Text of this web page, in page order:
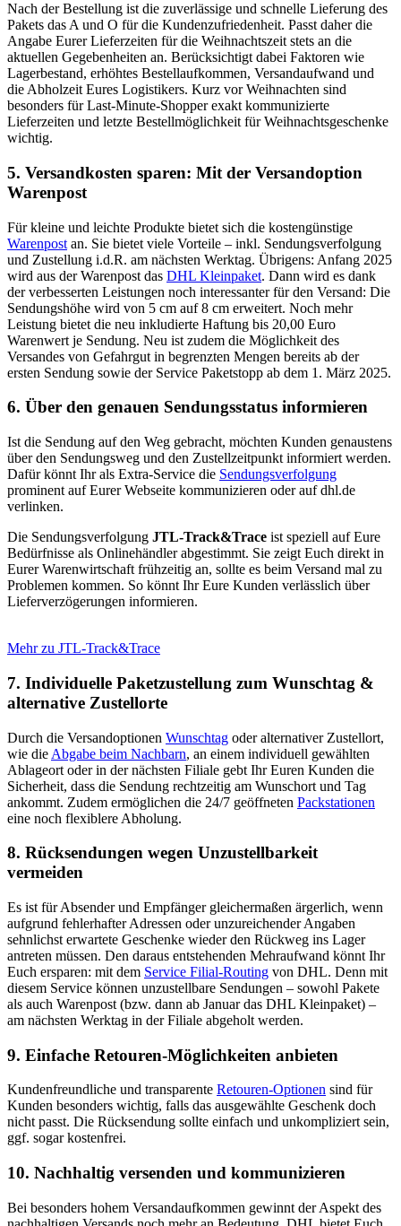
Nach der Bestellung ist die zuverlässige und schnelle Lieferung des
Pakets das A und O für die Kundenzufriedenheit. Passt daher die
Angabe Eurer Lieferzeiten für die Weihnachtszeit stets an die
aktuellen Gegebenheiten an. Berücksichtigt dabei Faktoren wie
Lagerbestand, erhöhtes Bestellaufkommen, Versandaufwand und
die Abholzeit Eures Logistikers. Kurz vor Weihnachten sind
besonders für Last-Minute-Shopper exakt kommunizierte
Lieferzeiten und letzte Bestellmöglichkeit für Weihnachtsgeschenke
wichtig.
5. Versandkosten sparen: Mit der Versandoption
Warenpost
Für kleine und leichte Produkte bietet sich die kostengünstige
Warenpost an. Sie bietet viele Vorteile – inkl. Sendungsverfolgung
und Zustellung i.d.R. am nächsten Werktag. Übrigens: Anfang 2025
wird aus der Warenpost das DHL Kleinpaket. Dann wird es dank
der verbesserten Leistungen noch interessanter für den Versand: Die
Sendungshöhe wird von 5 cm auf 8 cm erweitert. Noch mehr
Leistung bietet die neu inkludierte Haftung bis 20,00 Euro
Warenwert je Sendung. Neu ist zudem die Möglichkeit des
Versandes von Gefahrgut in begrenzten Mengen bereits ab der
ersten Sendung sowie der Service Paketstopp ab dem 1. März 2025.
6. Über den genauen Sendungsstatus informieren
Ist die Sendung auf den Weg gebracht, möchten Kunden genaustens
über den Sendungsweg und den Zustellzeitpunkt informiert werden.
Dafür könnt Ihr als Extra-Service die Sendungsverfolgung
prominent auf Eurer Webseite kommunizieren oder auf dhl.de
verlinken.
Die Sendungsverfolgung JTL-Track&Trace ist speziell auf Eure
Bedürfnisse als Onlinehändler abgestimmt. Sie zeigt Euch direkt in
Eurer Warenwirtschaft frühzeitig an, sollte es beim Versand mal zu
Problemen kommen. So könnt Ihr Eure Kunden verlässlich über
Lieferverzögerungen informieren.
Mehr zu JTL-Track&Trace
7. Individuelle Paketzustellung zum Wunschtag &
alternative Zustellorte
Durch die Versandoptionen Wunschtag oder alternativer Zustellort,
wie die Abgabe beim Nachbarn, an einem individuell gewählten
Ablageort oder in der nächsten Filiale gebt Ihr Euren Kunden die
Sicherheit, dass die Sendung rechtzeitig am Wunschort und Tag
ankommt. Zudem ermöglichen die 24/7 geöffneten Packstationen
eine noch flexiblere Abholung.
8. Rücksendungen wegen Unzustellbarkeit
vermeiden
Es ist für Absender und Empfänger gleichermaßen ärgerlich, wenn
aufgrund fehlerhafter Adressen oder unzureichender Angaben
sehnlichst erwartete Geschenke wieder den Rückweg ins Lager
antreten müssen. Den daraus entstehenden Mehraufwand könnt Ihr
Euch ersparen: mit dem Service Filial-Routing von DHL. Denn mit
diesem Service können unzustellbare Sendungen – sowohl Pakete
als auch Warenpost (bzw. dann ab Januar das DHL Kleinpaket) –
am nächsten Werktag in der Filiale abgeholt werden.
9. Einfache Retouren-Möglichkeiten anbieten
Kundenfreundliche und transparente Retouren-Optionen sind für
Kunden besonders wichtig, falls das ausgewählte Geschenk doch
nicht passt. Die Rücksendung sollte einfach und unkompliziert sein,
ggf. sogar kostenfrei.
10. Nachhaltig versenden und kommunizieren
Bei besonders hohem Versandaufkommen gewinnt der Aspekt des